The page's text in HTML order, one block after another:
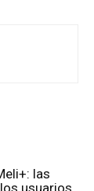
las
usuarios